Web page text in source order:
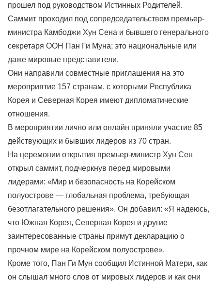
прошел под руководством Истинных Родителей.
Саммит проходил под сопредседательством премьер-
министра Камбоджи Хун Сена и бывшего генерального
секретаря ООН Пан Ги Муна; это национальные или
даже мировые представители.
Они направили совместные приглашения на это
мероприятие 157 странам, с которыми Республика
Корея и Северная Корея имеют дипломатические
отношения.
В мероприятии лично или онлайн приняли участие 85
действующих и бывших лидеров из 70 стран.
На церемонии открытия премьер-министр Хун Сен
открыл саммит, подчеркнув перед мировыми
лидерами: «Мир и безопасность на Корейском
полуострове — глобальная проблема, требующая
безотлагательного решения». Он добавил: «Я надеюсь,
что Южная Корея, Северная Корея и другие
заинтересованные страны примут декларацию о
прочном мире на Корейском полуострове».
Кроме того, Пан Ги Мун сообщил Истинной Матери, как
он слышал много слов от мировых лидеров и как они